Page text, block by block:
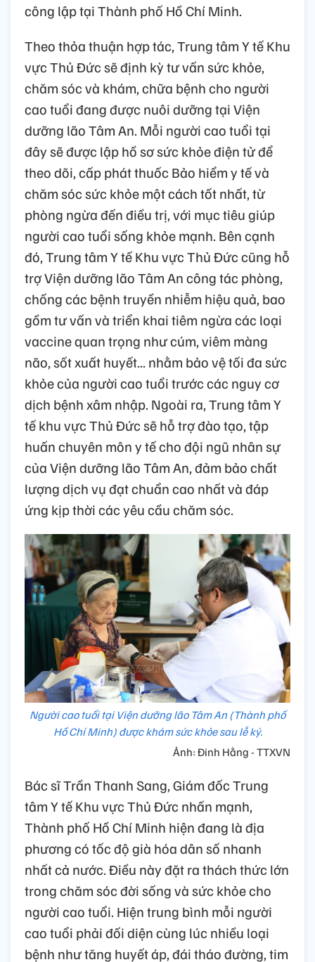
công lập tại Thành phố Hồ Chí Minh.
Theo thỏa thuận hợp tác, Trung tâm Y tế Khu
vực Thủ Đức sẽ định kỳ tư vấn sức khỏe,
chăm sóc và khám, chữa bệnh cho người
cao tuổi đang được nuôi dưỡng tại Viện
dưỡng lão Tâm An. Mỗi người cao tuổi tại
đây sẽ được lập hồ sơ sức khỏe điện tử để
theo dõi, cấp phát thuốc Bảo hiểm y tế và
chăm sóc sức khỏe một cách tốt nhất, từ
phòng ngừa đến điều trị, với mục tiêu giúp
người cao tuổi sống khỏe mạnh. Bên cạnh
đó, Trung tâm Y tế Khu vực Thủ Đức cũng hỗ
trợ Viện dưỡng lão Tâm An công tác phòng,
chống các bệnh truyền nhiễm hiệu quả, bao
gồm tư vấn và triển khai tiêm ngừa các loại
vaccine quan trọng như cúm, viêm màng
não, sốt xuất huyết... nhằm bảo vệ tối đa sức
khỏe của người cao tuổi trước các nguy cơ
dịch bệnh xâm nhập. Ngoài ra, Trung tâm Y
tế khu vực Thủ Đức sẽ hỗ trợ đào tạo, tập
huấn chuyên môn y tế cho đội ngũ nhân sự
của Viện dưỡng lão Tâm An, đảm bảo chất
lượng dịch vụ đạt chuẩn cao nhất và đáp
ứng kịp thời các yêu cầu chăm sóc.
Người cao tuổi tại Viện dưỡng lão Tâm An (Thành phố
Hồ Chí Minh) được khám sức khỏe sau lễ ký.
Ảnh: Đinh Hằng - TTXVN
Bác sĩ Trần Thanh Sang, Giám đốc Trung
tâm Y tế Khu vực Thủ Đức nhấn mạnh,
Thành phố Hồ Chí Minh hiện đang là địa
phương có tốc độ già hóa dân số nhanh
nhất cả nước. Điều này đặt ra thách thức lớn
trong chăm sóc đời sống và sức khỏe cho
người cao tuổi. Hiện trung bình mỗi người
cao tuổi phải đối diện cùng lúc nhiều loại
bệnh như tăng huyết áp, đái tháo đường, tim